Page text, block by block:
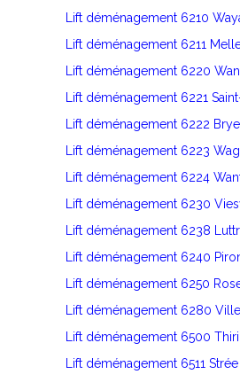
Lift déménagement 6210
Lift déménagement 6211
Lift déménagement 6220
Lift déménagement 6221
Lift déménagement 6222 Brye
Lift déménagement 6223
Lift déménagement 6224
Lift déménagement 6230
Lift déménagement 6238
Lift déménagement 6240
Lift déménagement 6250
Lift déménagement 6280
Lift déménagement 6500
Lift déménagement 6511 Strée